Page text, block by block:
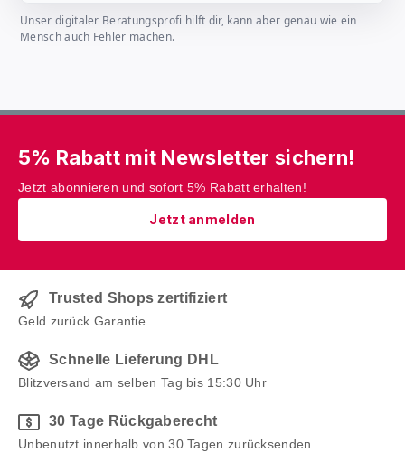
Unser digitaler Beratungsprofi hilft dir, kann aber genau wie ein
Mensch auch Fehler machen.
5% Rabatt mit Newsletter sichern!
Jetzt abonnieren und sofort 5% Rabatt erhalten!
Jetzt anmelden
Trusted Shops zertifiziert
Geld zurück Garantie
Schnelle Lieferung DHL
Blitzversand am selben Tag bis 15:30 Uhr
30 Tage Rückgaberecht
Unbenutzt innerhalb von 30 Tagen zurücksenden